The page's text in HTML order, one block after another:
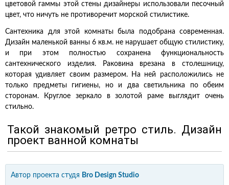
цветовой гаммы этой стены дизайнеры использовали песочный
цвет, что ничуть не противоречит морской стилистике.
Сантехника для этой комнаты была подобрана современная.
Дизайн маленькой ванны 6 кв.м. не нарушает общую стилистику,
и при этом полностью сохранена функциональность
сантехнического изделия. Раковина врезана в столешницу,
которая удивляет своим размером. На ней расположились не
только предметы гигиены, но и два светильника по обеим
сторонам. Круглое зеркало в золотой раме выглядит очень
стильно.
Такой знакомый ретро стиль. Дизайн
проект ванной комнаты
Автор проекта студя Bro Design Studio